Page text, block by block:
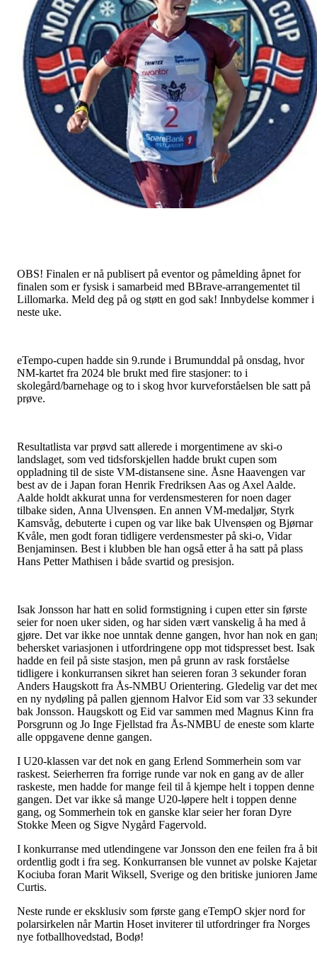
OBS! Finalen er nå publisert på eventor og påmelding åpnet for
finalen som er fysisk i samarbeid med BBrave-arrangementet til
Lillomarka. Meld deg på og støtt en god sak! Innbydelse kommer i
neste uke.
eTempo-cupen hadde sin 9.runde i Brumunddal på onsdag, hvor
NM-kartet fra 2024 ble brukt med fire stasjoner: to i
skolegård/barnehage og to i skog hvor kurveforståelsen ble satt på
prøve.
Resultatlista var prøvd satt allerede i morgentimene av ski-o
landslaget, som ved tidsforskjellen hadde brukt cupen som
oppladning til de siste VM-distansene sine. Åsne Haavengen var
best av de i Japan foran Henrik Fredriksen Aas og Axel Aalde.
Aalde holdt akkurat unna for verdensmesteren for noen dager
tilbake siden, Anna Ulvensøen. En annen VM-medaljør, Styrk
Kamsvåg, debuterte i cupen og var like bak Ulvensøen og Bjørnar
Kvåle, men godt foran tidligere verdensmester på ski-o, Vidar
Benjaminsen. Best i klubben ble han også etter å ha satt på plass
Hans Petter Mathisen i både svartid og presisjon.
Isak Jonsson har hatt en solid formstigning i cupen etter sin første
seier for noen uker siden, og har siden vært vanskelig å ha med å
gjøre. Det var ikke noe unntak denne gangen, hvor han nok en
behersket variasjonen i utfordringene opp mot tidspresset best. Isak
hadde en feil på siste stasjon, men på grunn av rask forståelse
tidligere i konkurransen sikret han seieren foran 3 sekunder foran
Anders Haugskott fra Ås-NMBU Orientering. Gledelig var det
en ny nydøling på pallen gjennom Halvor Eid som var 33 sekunder
bak Jonsson. Haugskott og Eid var sammen med Magnus Kinn fra
Porsgrunn og Jo Inge Fjellstad fra Ås-NMBU de eneste som klarte
alle oppgavene denne gangen.
I U20-klassen var det nok en gang Erlend Sommerhein som var
raskest. Seierherren fra forrige runde var nok en gang av de aller
raskeste, men hadde for mange feil til å kjempe helt i toppen denne
gangen. Det var ikke så mange U20-løpere helt i toppen denne
gang, og Sommerhein tok en ganske klar seier her foran Dyre
Stokke Meen og Sigve Nygård Fagervold.
I konkurranse med utlendingene var Jonsson den ene feilen fra å
ordentlig godt i fra seg. Konkurransen ble vunnet av polske
Kociuba foran Marit Wiksell, Sverige og den britiske junioren
Curtis.
Neste runde er eksklusiv som første gang eTempO skjer nord for
polarsirkelen når Martin Hoset inviterer til utfordringer fra Norges
nye fotballhovedstad, Bodø!